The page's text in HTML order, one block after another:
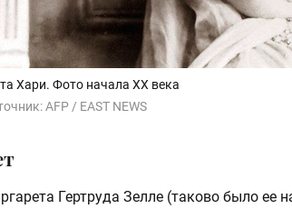
Хари. Фото начала XX века
AFP / EAST NEWS
Гертруда Зелле (таково было ее